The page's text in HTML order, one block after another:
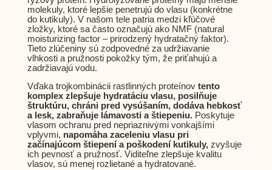
molekuly, ktoré lepšie penetrujú do vlasu (konkrétne
do kutikuly). V našom tele patria medzi kľúčové
zložky, ktoré sa často označujú ako NMF (natural
moisturizing factor – prirodzený hydratačný faktor).
Tieto zlúčeniny sú zodpovedné za udržiavanie
vlhkosti a pružnosti pokožky tým, že priťahujú a
zadržiavajú vodu.
Vďaka trojkombinácii rastlinných proteínovtento
komplex zlepšuje hydratáciu vlasu, posilňuje
štruktúru, chráni pred vysúšaním, dodáva hebkosť
a lesk, zabraňuje lámavosti a štiepeniu. Poskytuje
vlasom ochranu pred nepriaznivými vonkajšími
vplyvmi, napomáha zaceleniu vlasu pri
začínajúcom štiepení a poškodení kutikuly, zvyšuje
ich pevnosť a pružnosť. Viditeľne zlepšuje kvalitu
vlasov, sú menej rozlietané a hydratované.